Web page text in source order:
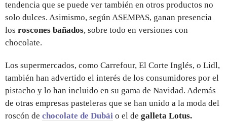
tendencia que se puede ver también en otros productos no
solo dulces. Asimismo, según ASEMPAS, ganan presencia
los roscones bañados, sobre todo en versiones con
chocolate.
Los supermercados, como Carrefour, El Corte Inglés, o Lidl,
también han advertido el interés de los consumidores por el
pistacho y lo han incluido en su gama de Navidad. Además
de otras empresas pasteleras que se han unido a la moda del
roscón de chocolate de Dubái o el de galleta Lotus.